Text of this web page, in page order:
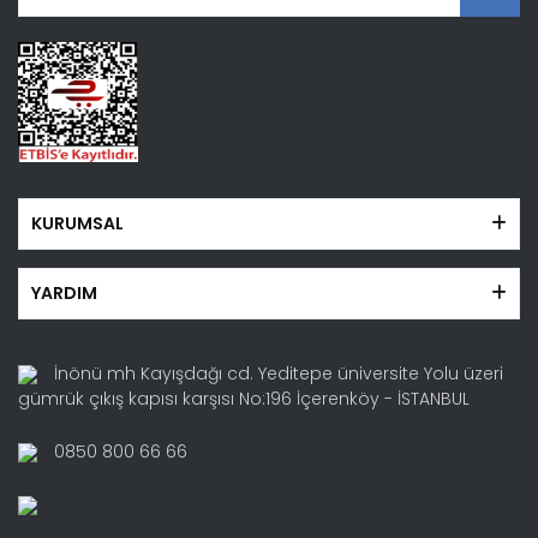
KURUMSAL
YARDIM
İnönü mh Kayışdağı cd. Yeditepe üniversite Yolu üzeri
gümrük çıkış kapısı karşısı No:196 İçerenköy - İSTANBUL
0850 800 66 66